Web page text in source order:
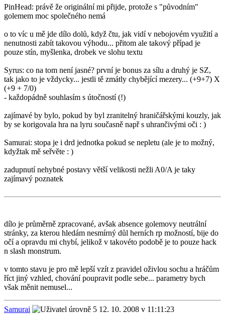
PinHead: právě že originální mi přijde, protože s "původním"
golemem moc společného nemá
o to víc u mě jde dílo dolů, když čtu, jak vidí v nebojovém využití a
nenutnosti zabít takovou výhodu... přitom ale takový případ je
pouze stín, myšlenka, drobek ve slohu textu
Syrus: co na tom není jasné? první je bonus za sílu a druhý je SZ,
tak jako to je vždycky... jestli tě zmátly chybějící mezery... (+9+7) X
(+9 + 7/0)
- každopádně souhlasím s útočností (!)
zajímavé by bylo, pokud by byl zranitelný hraničářskými kouzly, jak
by se korigovala hra na lyru současně např s uhrančivými oči : )
Samurai: stopa je i drd jednotka pokud se nepletu (ale je to možný,
kdyžtak mě seřvěte : )
zadupnutí nehybné postavy větší velikosti nežli A0/A je taky
zajímavý poznatek
dílo je průměrně zpracované, avšak absence golemovy neutrální
stránky, za kterou hledám nesmírný důl herních rp možností, bije do
očí a opravdu mi chybí, jelikož v takovéto podobě je to pouze hack
n slash monstrum.
v tomto stavu je pro mě lepší vzít z pravidel oživlou sochu a hráčům
říct jiný vzhled, chování poupravit podle sebe... parametry bych
však měnit nemusel...
Samurai
12. 10. 2008 v 11:11:23